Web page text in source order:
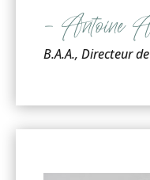
– Antoine
B.A.A., Directeur